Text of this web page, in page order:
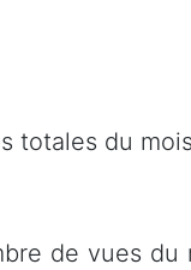
totales du
de vues